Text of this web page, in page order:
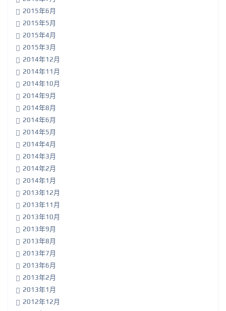
2015年6月
2015年5月
2015年4月
2015年3月
2014年12月
2014年11月
2014年10月
2014年9月
2014年8月
2014年6月
2014年5月
2014年4月
2014年3月
2014年2月
2014年1月
2013年12月
2013年11月
2013年10月
2013年9月
2013年8月
2013年7月
2013年6月
2013年2月
2013年1月
2012年12月